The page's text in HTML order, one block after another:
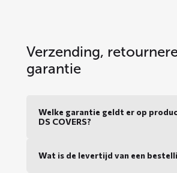
Verzending,
garantie
Welke garantie geldt er op
DS COVERS?
Wat is de levertijd van een